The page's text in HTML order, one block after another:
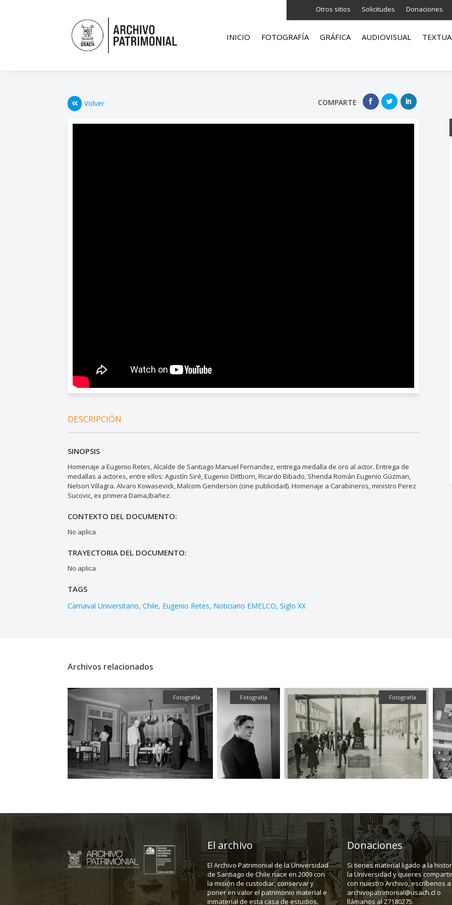
Otros sitios Solicitudes Donaciones
INICIO FOTOGRAFÍA GRÁFICA AUDIOVISUAL
Volver COMPARTE
DESCRIPCIÓN
SINOPSIS
Homenaje a Eugenio Retes, Alcalde de Santiago Manuel Fernandez, entrega medalla de oro al actor. Entrega de
medallas a actores, entre ellos: Agustín Siré, Eugenio Dittborn, Ricardo Bibado, Shenda Román Eugenio Gúzman,
Nelson Villagra. Alvaro Kowasevick, Malcom Genderson (cine publicidad). Homenaje a Carabineros, ministro Perez
Sucovic, ex primera Dama,Ibañez.
CONTEXTO DEL DOCUMENTO:
No aplica
TRAYECTORIA DEL DOCUMENTO:
No aplica
TAGS
Carnaval Universitario Chile Eugenio Retes Noticiario EMELCO Siglo XX
Archivos relacionados
Fotografía Fotografía
El archivo
El Archivo Patrimonial de la Universidad
de Santiago de Chile nace en 2009 con
la misión de custodiar, conservar y
poner en valor el patrimonio material e
inmaterial de esta casa de estudios.
Donaciones
Si tienes material ligado a la
la Universidad y quieres
con nuestro Archivo, escríbenos a
archivopatrimonial@usach.cl o
llámanos al 27180275.